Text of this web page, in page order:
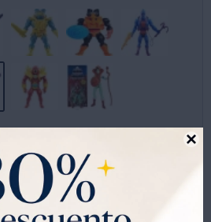

que viene con
OFF todos los jueves.